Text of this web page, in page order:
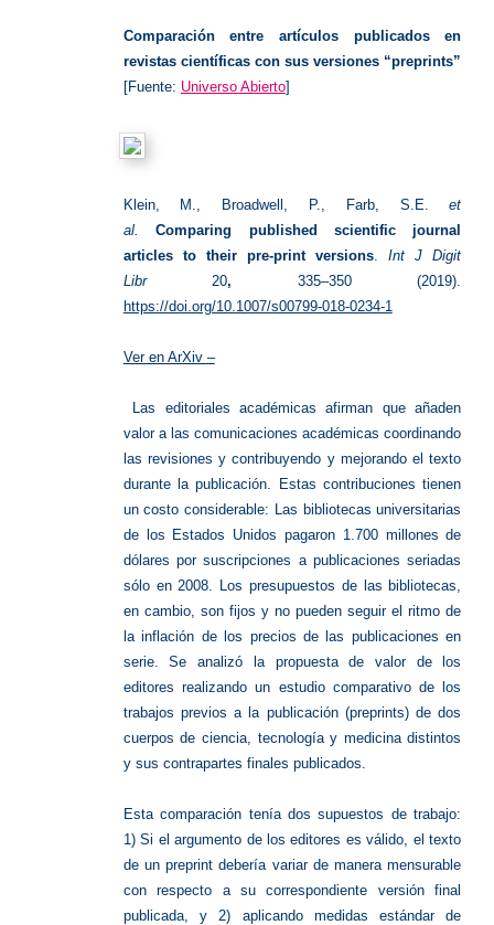
Comparación entre artículos publicados en
revistas científicas con sus versiones “preprints”
[Fuente: Universo Abierto]
Klein, M., Broadwell, P., Farb, S.E.et
al.
Comparing published scientific journal
articles to their pre-print versions .Int J Digit
Libr20, 335–350 (2019).
https://doi.org/10.1007/s00799-018-0234-1
Ver en ArXiv –
Las editoriales académicas afirman que añaden
valor a las comunicaciones académicas coordinando
las revisiones y contribuyendo y mejorando el texto
durante la publicación. Estas contribuciones tienen
un costo considerable: Las bibliotecas universitarias
de los Estados Unidos pagaron 1.700 millones de
dólares por suscripciones a publicaciones seriadas
sólo en 2008. Los presupuestos de las bibliotecas,
en cambio, son fijos y no pueden seguir el ritmo de
la inflación de los precios de las publicaciones en
serie. Se analizó la propuesta de valor de los
editores realizando un estudio comparativo de los
trabajos previos a la publicación (preprints) de dos
cuerpos de ciencia, tecnología y medicina distintos
y sus contrapartes finales publicados.
Esta comparación tenía dos supuestos de trabajo:
1) Si el argumento de los editores es válido, el texto
de un preprint debería variar de manera mensurable
con respecto a su correspondiente versión final
publicada, y 2) aplicando medidas estándar de